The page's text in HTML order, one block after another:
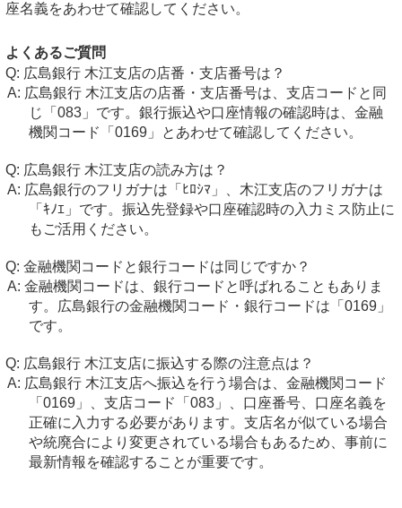
座名義をあわせて確認してください。
よくあるご質問
広島銀行 木江支店の店番・支店番号は？
広島銀行 木江支店の店番・支店番号は、支店コードと同
じ「083」です。銀行振込や口座情報の確認時は、金融
機関コード「0169」とあわせて確認してください。
広島銀行 木江支店の読み方は？
広島銀行のフリガナは「ﾋﾛｼﾏ」、木江支店のフリガナは
「ｷﾉｴ」です。振込先登録や口座確認時の入力ミス防止に
もご活用ください。
金融機関コードと銀行コードは同じですか？
金融機関コードは、銀行コードと呼ばれることもありま
す。広島銀行の金融機関コード・銀行コードは「0169」
です。
広島銀行 木江支店に振込する際の注意点は？
広島銀行 木江支店へ振込を行う場合は、金融機関コード
「0169」、支店コード「083」、口座番号、口座名義を
正確に入力する必要があります。支店名が似ている場合
や統廃合により変更されている場合もあるため、事前に
最新情報を確認することが重要です。